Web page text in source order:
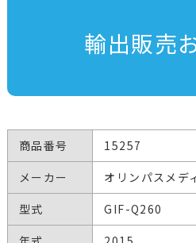
輸出販売
商品番号
15257
メーカー
オリンパスメデ
型式
GIF-Q260